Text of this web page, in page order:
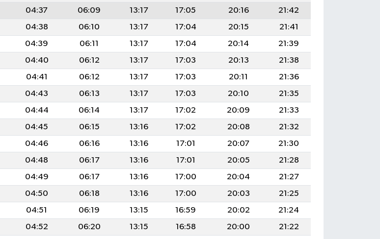
04:37 06:09 13:17 17:05 20:16
21:42
04:38 06:10 13:17 17:04 20:15
21:41
04:39 06:11 13:17 17:04 20:14
21:39
04:40 06:12 13:17 17:03 20:13
21:38
04:41 06:12 13:17 17:03 20:11
21:36
04:43 06:13 13:17 17:03 20:10
21:35
04:44 06:14 13:17 17:02 20:09
21:33
04:45 06:15 13:16 17:02 20:08
21:32
04:46 06:16 13:16 17:01 20:07
21:30
04:48 06:17 13:16 17:01 20:05
21:28
04:49 06:17 13:16 17:00 20:04
21:27
04:50 06:18 13:16 17:00 20:03
21:25
04:51 06:19 13:15 16:59 20:02
21:24
04:52 06:20 13:15 16:58 20:00
21:22